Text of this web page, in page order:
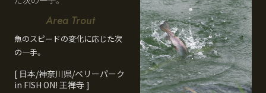
Area Trout
魚のスピードの変化に応じた次
の一手。
[ 日本/神奈川県/ベリーパーク
in FISH ON! 王禅寺 ]